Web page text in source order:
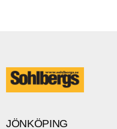
JÖNKÖPING